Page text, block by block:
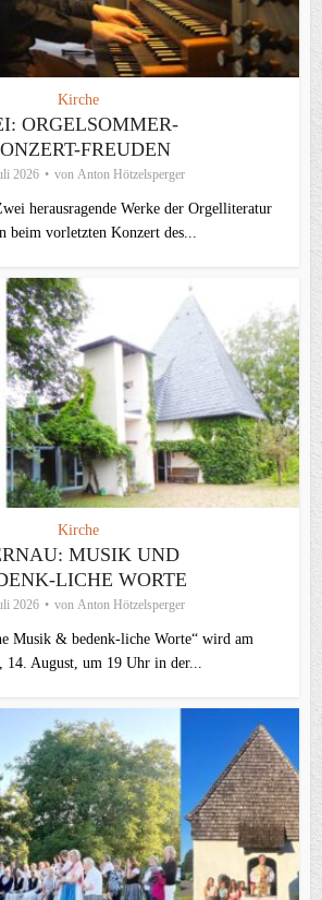
Kirche
ORGELSOMMER-
FREUDEN
2026 von Anton Hötzelsperger
herausragende Werke der Orgelliteratur
beim vorletzten Konzert des...
Kirche
MUSIK UND
LICHE WORTE
2026 von Anton Hötzelsperger
Musik & bedenk-liche Worte“ wird am
14. August, um 19 Uhr in der...